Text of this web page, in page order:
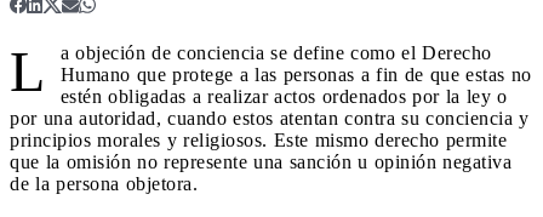
L
a objeción de conciencia se define como el Derecho
Humano que protege a las personas a fin de que estas no
estén obligadas a realizar actos ordenados por la ley o
por una autoridad, cuando estos atentan contra su conciencia y
principios morales y religiosos. Este mismo derecho permite
que la omisión no represente una sanción u opinión negativa
de la persona objetora.